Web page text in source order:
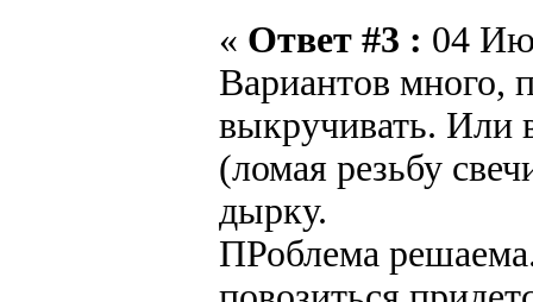
« Ответ #3 : 04
Вариантов много,
выкручивать. Или
(ломая резьбу
дырку.
ПРоблема